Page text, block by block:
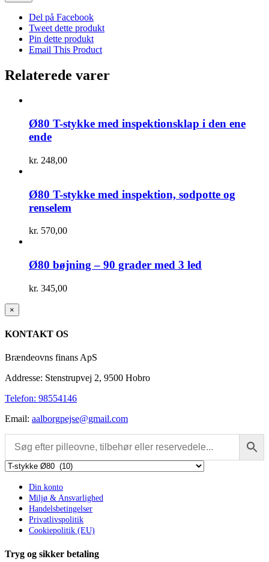
Del på Facebook
Tweet dette produkt
Pin dette produkt
Email This Product
Relaterede varer
Ø80 T-stykke med inspektionsklap i den ene
ende
kr. 248,00
Ø80 T-stykke med inspektion, sodpotte og
renselem
kr. 570,00
Ø80 bøjning – 90 grader med 3 led
kr. 345,00
Close
product
view
×
KONTAKT OS
Brændeovns finans ApS
Addresse: Stenstrupvej 2, 9500 Hobro
Telefon: 98554146
Email: aalborgpejse@gmail.com
Din konto
Miljø & Ansvarlighed
Handelsbetingelser
Privatlivspolitik
Cookiepolitik (EU)
Tryg og sikker betaling